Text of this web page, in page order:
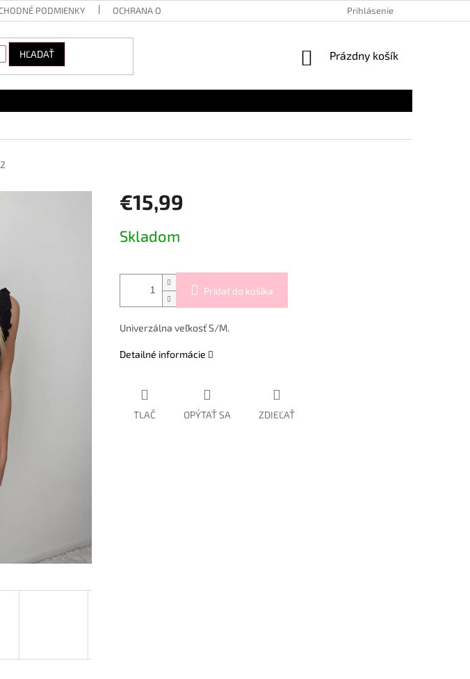
PODMIENKY OCHRANA OSOBNÝCH ÚDAJOV Prihlásenie
HĽADAŤ
NÁKUPNÝ
Prázdny košík
€15,99
cena:
Skladom
Pridať do košíka
Univerzálna veľkosť S/M.
Detailné informácie
TLAČ OPÝTAŤ SA ZDIEĽAŤ